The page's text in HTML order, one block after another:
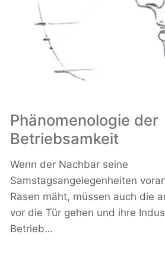
Phänomenologie der
Betriebsamkeit
Wenn der Nachbar seine
Samstagsangelegenheiten
Rasen mäht, müssen auch die
vor die Tür gehen und ihre
Betrieb…